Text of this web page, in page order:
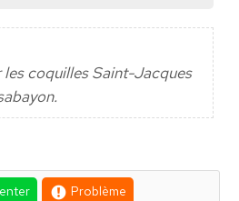
coquilles Saint-Jacques
Problème